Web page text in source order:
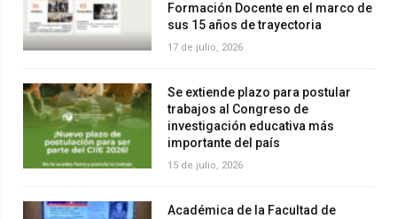
Formación Docente en el marco de
sus 15 años de trayectoria
17 de julio, 2026
Se extiende plazo para postular
trabajos al Congreso de
investigación educativa más
importante del país
15 de julio, 2026
Académica de la Facultad de